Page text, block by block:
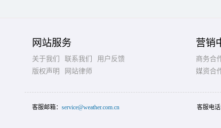
网站服务
关于我们 联系我们
用户反馈
版权声明
网站律师
营销
商务合
媒资合
客服邮箱： service@weather.com.cn 客服电